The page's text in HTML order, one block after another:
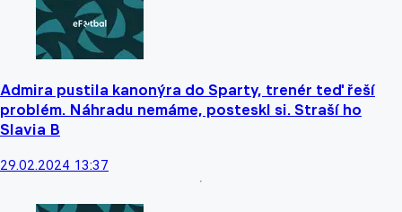
Admira pustila kanonýra do Sparty, trenér teď řeší
problém. Náhradu nemáme, posteskl si. Straší ho
Slavia B
29.02.2024 13:37